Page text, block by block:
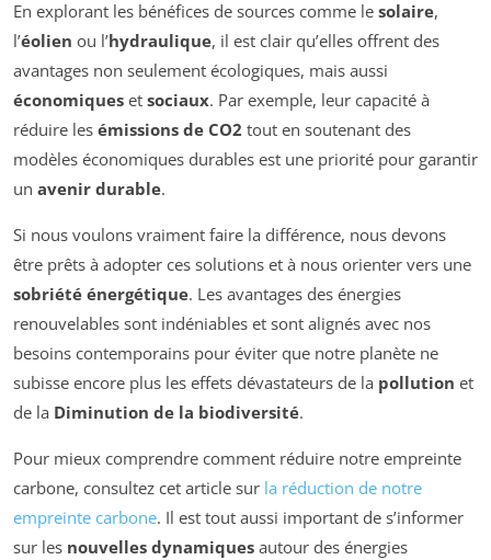
En explorant les bénéfices de sources comme le solaire,
l’éolien ou l’hydraulique, il est clair qu’elles offrent des
avantages non seulement écologiques, mais aussi
économiques et sociaux. Par exemple, leur capacité à
réduire les émissions de CO2 tout en soutenant des
modèles économiques durables est une priorité pour garantir
un avenir durable.
Si nous voulons vraiment faire la différence, nous devons
être prêts à adopter ces solutions et à nous orienter vers une
sobriété énergétique. Les avantages des énergies
renouvelables sont indéniables et sont alignés avec nos
besoins contemporains pour éviter que notre planète ne
subisse encore plus les effets dévastateurs de la pollution et
de la Diminution de la biodiversité.
Pour mieux comprendre comment réduire notre empreinte
carbone, consultez cet article sur la réduction de notre
empreinte carbone. Il est tout aussi important de s’informer
sur les nouvelles dynamiques autour des énergies